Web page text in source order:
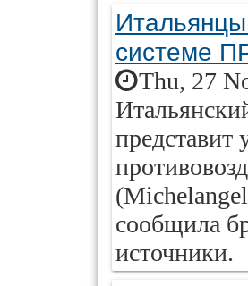
системе
Thu, 27
представит
сообщила
источники.